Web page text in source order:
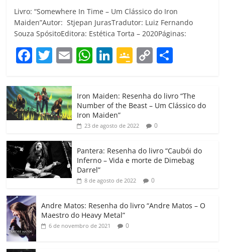
Livro: “Somewhere In Time – Um Clássico do Iron
Maiden”Autor: Stjepan JurasTradutor: Luiz Fernando
Souza SpósitoEditora: Estética Torta – 2020Páginas:
F
c
e
b
o
o
k
T
itt
er
E W
at
s
A
p
Li
e
dI
G
gl
e
Cl
a
ss
ro
o
C
p
y
Li
k
m
p
h
ar
Iron Maiden: Resenha do livro “The
Number of the Beast – Um Clássico do
Iron Maiden”
23 de agosto de 2022 0
Pantera: Resenha do livro “Caubói do
Inferno – Vida e morte de Dimebag
Darrel”
8 de agosto de 2022 0
Andre Matos: Resenha do livro “Andre Matos – O
Maestro do Heavy Metal”
6 de novembro de 2021 0